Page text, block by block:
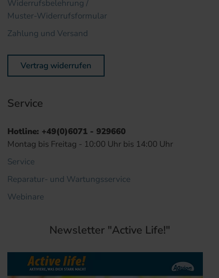
Widerrufsbelehrung /
Muster-Widerrufsformular
Zahlung und Versand
Vertrag widerrufen
Service
Hotline: +49(0)6071 - 929660
Montag bis Freitag - 10:00 Uhr bis 14:00 Uhr
Service
Reparatur- und Wartungsservice
Webinare
Newsletter "Active Life!"